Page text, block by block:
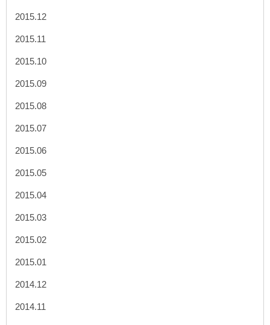
2015.12
2015.11
2015.10
2015.09
2015.08
2015.07
2015.06
2015.05
2015.04
2015.03
2015.02
2015.01
2014.12
2014.11